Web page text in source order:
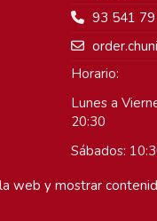
93 541
Horario:
Lunes a
20:30
Sábados:
Domingos:
y mostrar